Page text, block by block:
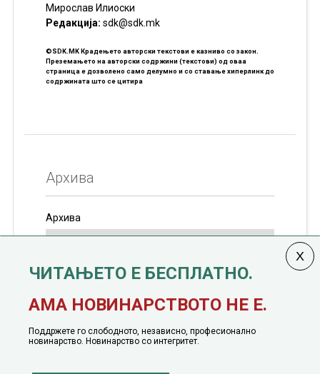
Мирослав Илиоски
Редакцијa: sdk@sdk.mk
©SDK.MK Крадењето авторски текстови е казниво со закон.
Преземањето на авторски содржини (текстови) од оваа
страница е дозволено само делумно и со ставање хиперлинк до
содржината што се цитира
Архива
Архива
јануари, 1991 година
ЧИТАЊЕТО Е БЕСПЛАТНО.
АМА НОВИНАРСТВОТО НЕ Е.
Поддржете го слободното, независно, професионално
новинарство. Новинарство со интегритет.